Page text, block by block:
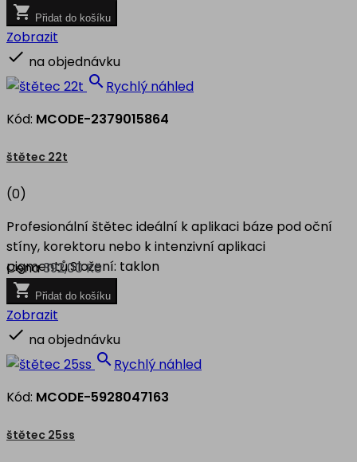
 Přidat do košíku
Zobrazit
 na objednávku
 Rychlý náhled
Kód: MCODE-2379015864
štětec 22t
(0)
Profesionální štětec ideální k aplikaci báze pod oční
stíny, korektoru nebo k intenzivní aplikaci
pigmentů.Složení: taklon
Cena392,00 Kč
 Přidat do košíku
Zobrazit
 na objednávku
 Rychlý náhled
Kód: MCODE-5928047163
štětec 25ss